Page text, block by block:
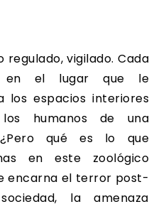
regulado, vigilado. Cada
en el lugar que le
los espacios interiores
humanos de una
qué es lo que
en este zoológico
encarna el terror post-
la amenaza